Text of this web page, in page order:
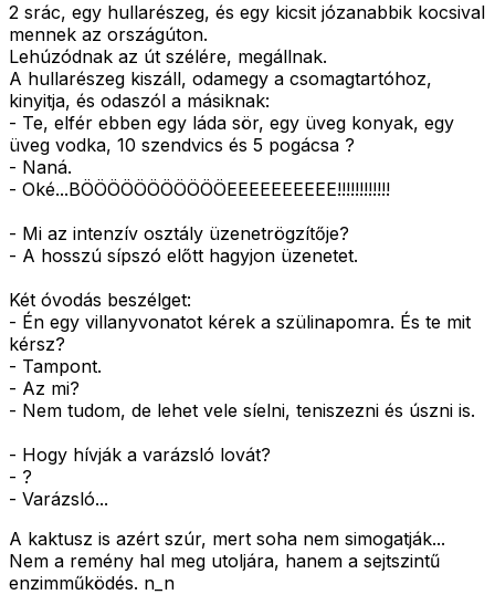
2 srác, egy hullarészeg, és egy kicsit józanabbik kocsival
mennek az országúton.
Lehúzódnak az út szélére, megállnak.
A hullarészeg kiszáll, odamegy a csomagtartóhoz,
kinyitja, és odaszól a másiknak:
- Te, elfér ebben egy láda sör, egy üveg konyak, egy
üveg vodka, 10 szendvics és 5 pogácsa ?
- Naná.
- Oké...BÖÖÖÖÖÖÖÖÖÖÖEEEEEEEEEE!!!!!!!!!!!!
- Mi az intenzív osztály üzenetrögzítője?
- A hosszú sípszó előtt hagyjon üzenetet.
Két óvodás beszélget:
- Én egy villanyvonatot kérek a szülinapomra. És te mit
kérsz?
- Tampont.
- Az mi?
- Nem tudom, de lehet vele síelni, teniszezni és úszni is.
- Hogy hívják a varázsló lovát?
- ?
- Varázsló...
A kaktusz is azért szúr, mert soha nem simogatják...
Nem a remény hal meg utoljára, hanem a sejtszintű
enzimműködés. n_n